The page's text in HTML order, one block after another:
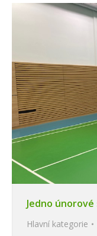
Jedno
Hlavní kategorie